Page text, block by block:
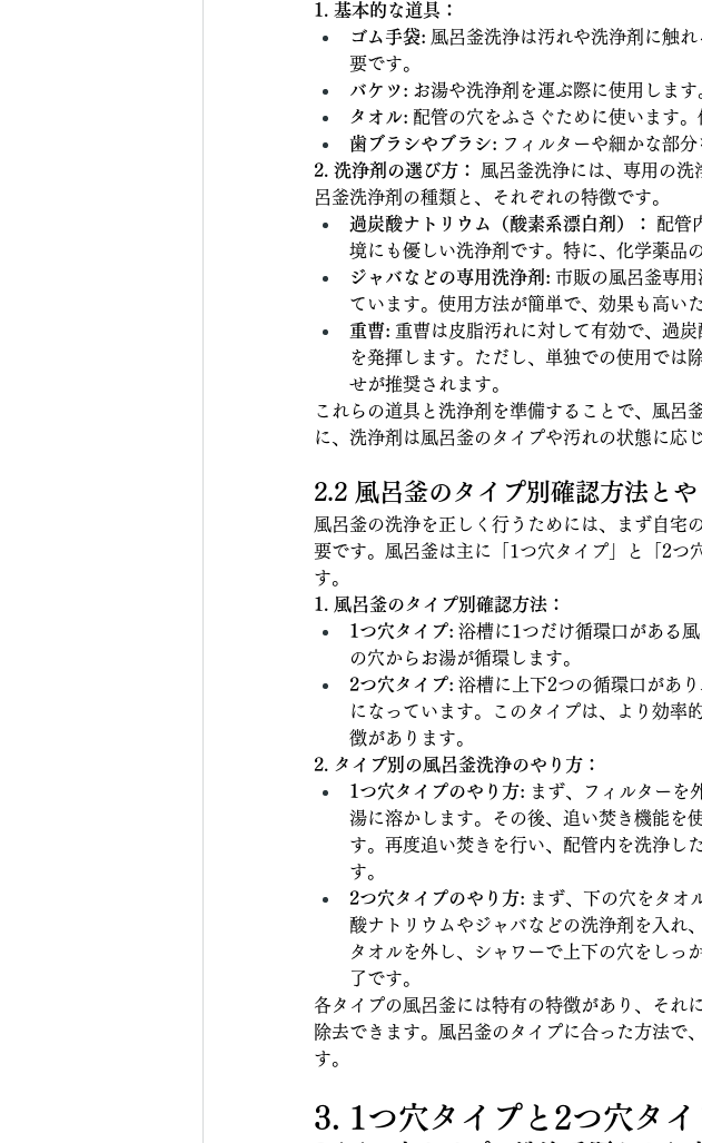
1. 基本的な道具：
ゴム手袋: 風呂釜洗浄は汚れや洗浄剤に触
要です。
バケツ: お湯や洗浄剤を運ぶ際に使用します
タオル: 配管の穴をふさぐために使います
歯ブラシやブラシ: フィルターや細かな部
2. 洗浄剤の選び方：
風呂釜洗浄には、専用の
呂釜洗浄剤の種類と、それぞれの特徴です。
過炭酸ナトリウム（酸素系漂白剤）：
配管
境にも優しい洗浄剤です。特に、化学薬品
ジャバなどの専用洗浄剤: 市販の風呂釜専
ています。使用方法が簡単で、効果も高い
重曹: 重曹は皮脂汚れに対して有効で、過
を発揮します。ただし、単独での使用では
せが推奨されます。
これらの道具と洗浄剤を準備することで、風呂
に、洗浄剤は風呂釜のタイプや汚れの状態に応
2.2 風呂釜のタイプ別確認方法と
風呂釜の洗浄を正しく行うためには、まず自宅
要です。風呂釜は主に「1つ穴タイプ」と「2つ
す。
1. 風呂釜のタイプ別確認方法：
1つ穴タイプ: 浴槽に1つだけ循環口がある
の穴からお湯が循環します。
2つ穴タイプ: 浴槽に上下2つの循環口があ
になっています。このタイプは、より効率
徴があります。
2. タイプ別の風呂釜洗浄のやり方：
1つ穴タイプのやり方: まず、フィルターを
湯に溶かします。その後、追い焚き機能を
す。再度追い焚きを行い、配管内を洗浄し
す。
2つ穴タイプのやり方: まず、下の穴をタオ
酸ナトリウムやジャバなどの洗浄剤を入れ
タオルを外し、シャワーで上下の穴をしっ
了です。
各タイプの風呂釜には特有の特徴があり、それ
除去できます。風呂釜のタイプに合った方法で
す。
3. 1つ穴タイプと2つ穴タ